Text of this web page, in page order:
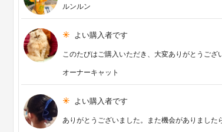
ルンルン
よい購入者です
このたびはご購入いただき、大変ありがとうご
オーナーキャット
よい購入者です
ありがとうございました。また機会がありました